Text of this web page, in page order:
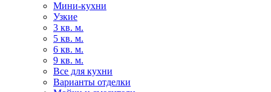
Мини-кухни
Узкие
3 кв. м.
5 кв. м.
6 кв. м.
9 кв. м.
Все для кухни
Варианты отделки